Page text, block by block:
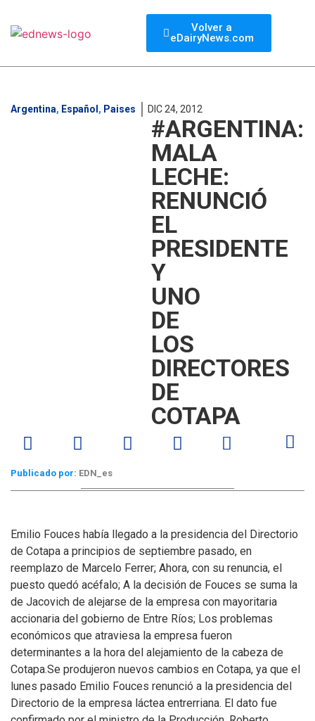
Volver a
eDairyNews.com
Argentina, Español , Paises DIC 24, 2012
#ARGENTINA:
MALA
LECHE:
RENUNCIÓ
EL
PRESIDENTE
Y
UNO
DE
LOS
DIRECTORES
DE
COTAPA
Publicado por: EDN_es
Emilio Fouces había llegado a la presidencia del Directorio
de Cotapa a principios de septiembre pasado, en
reemplazo de Marcelo Ferrer; Ahora, con su renuncia, el
puesto quedó acéfalo; A la decisión de Fouces se suma la
de Jacovich de alejarse de la empresa con mayoritaria
accionaria del gobierno de Entre Ríos; Los problemas
económicos que atraviesa la empresa fueron
determinantes a la hora del alejamiento de la cabeza de
Cotapa.Se produjeron nuevos cambios en Cotapa, ya que el
lunes pasado Emilio Fouces renunció a la presidencia del
Directorio de la empresa láctea entrerriana. El dato fue